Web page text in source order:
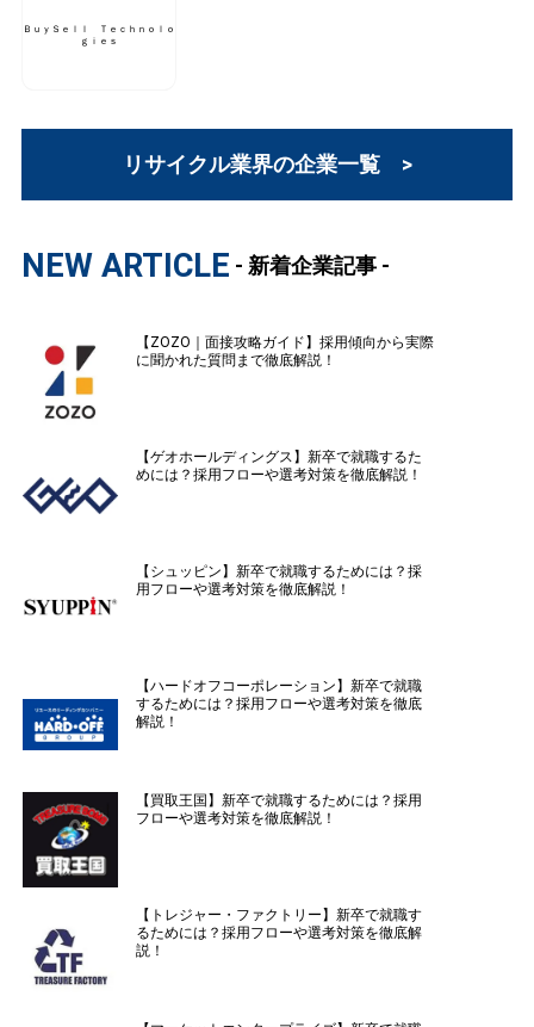
ＢｕｙＳｅｌｌ Ｔｅｃｈｎｏｌｏ
ｇｉｅｓ
リサイクル業界の企業一覧 >
NEW ARTICLE - 新着企業記事 -
【ZOZO｜面接攻略ガイド】採用傾向から実際
に聞かれた質問まで徹底解説！
【ゲオホールディングス】新卒で就職するた
めには？採用フローや選考対策を徹底解説！
【シュッピン】新卒で就職するためには？採
用フローや選考対策を徹底解説！
【ハードオフコーポレーション】新卒で就職
するためには？採用フローや選考対策を徹底
解説！
【買取王国】新卒で就職するためには？採用
フローや選考対策を徹底解説！
【トレジャー・ファクトリー】新卒で就職す
るためには？採用フローや選考対策を徹底解
説！